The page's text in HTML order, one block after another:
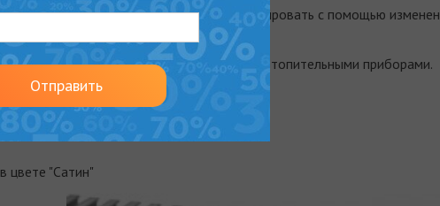
естественной конвекции можно регулировать с помощью
через конвектор.
источник тепла в комбинации с другими отопительными приборами.
65:
цвете "Сатин"
Отправить